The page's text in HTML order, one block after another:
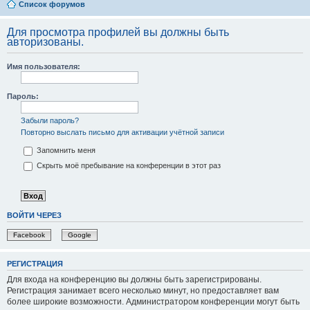
Список форумов
Для просмотра профилей вы должны быть
авторизованы.
Имя пользователя:
Пароль:
Забыли пароль?
Повторно выслать письмо для активации учётной записи
Запомнить меня
Скрыть моё пребывание на конференции в этот раз
ВОЙТИ ЧЕРЕЗ
Facebook Google
РЕГИСТРАЦИЯ
Для входа на конференцию вы должны быть зарегистрированы.
Регистрация занимает всего несколько минут, но предоставляет вам
более широкие возможности. Администратором конференции могут быть